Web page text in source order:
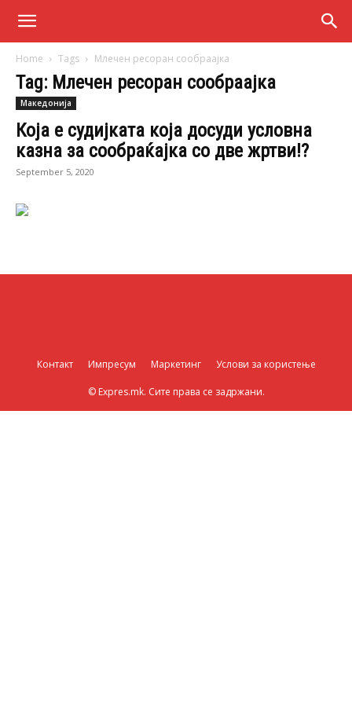
Home Tags Млечен ресоран сообраајка
Tag: Млечен ресоран сообраајка
Македонија
Која е судијката која досуди условна
казна за сообраќајка со две жртви!?
September 5, 2020
Контакт Импресум Маркетинг Услови за користење
© Expres.mk. Сите права се задржани.